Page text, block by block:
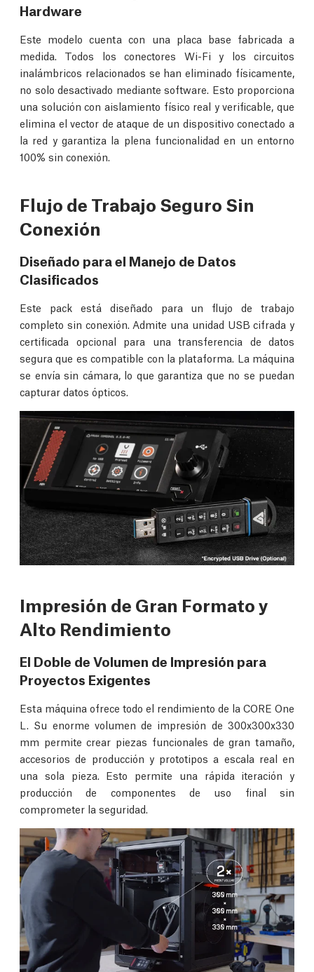
Hardware
Este modelo cuenta con una placa base fabricada a
medida. Todos los conectores Wi-Fi y los circuitos
inalámbricos relacionados se han eliminado físicamente,
no solo desactivado mediante software. Esto proporciona
una solución con aislamiento físico real y verificable, que
elimina el vector de ataque de un dispositivo conectado a
la red y garantiza la plena funcionalidad en un entorno
100% sin conexión.
Flujo de Trabajo Seguro Sin
Conexión
Diseñado para el Manejo de Datos
Clasificados
Este pack está diseñado para un flujo de trabajo
completo sin conexión. Admite una unidad USB cifrada y
certificada opcional para una transferencia de datos
segura que es compatible con la plataforma. La máquina
se envía sin cámara, lo que garantiza que no se puedan
capturar datos ópticos.
Impresión de Gran Formato y
Alto Rendimiento
El Doble de Volumen de Impresión para
Proyectos Exigentes
Esta máquina ofrece todo el rendimiento de la CORE One
L. Su enorme volumen de impresión de 300x300x330
mm permite crear piezas funcionales de gran tamaño,
accesorios de producción y prototipos a escala real en
una sola pieza. Esto permite una rápida iteración y
producción de componentes de uso final sin
comprometer la seguridad.